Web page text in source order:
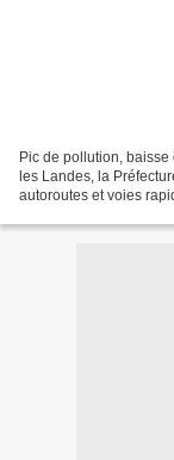
Pic de pollution,
les Landes, la
autoroutes et voies